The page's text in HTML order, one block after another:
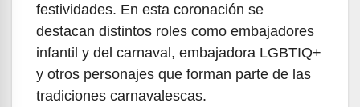
festividades. En esta coronación se
destacan distintos roles como embajadores
infantil y del carnaval, embajadora LGBTIQ+
y otros personajes que forman parte de las
tradiciones carnavalescas.